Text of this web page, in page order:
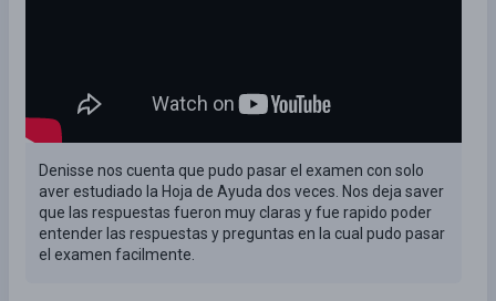
Denisse nos cuenta que pudo pasar el examen con solo
aver estudiado la Hoja de Ayuda dos veces. Nos deja saver
que las respuestas fueron muy claras y fue rapido poder
entender las respuestas y preguntas en la cual pudo pasar
el examen facilmente.